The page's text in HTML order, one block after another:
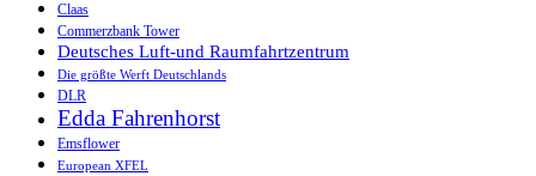
Claas
Commerzbank Tower
Deutsches Luft-und Raumfahrtzentrum
Die größte Werft Deutschlands
DLR
Edda Fahrenhorst
Emsflower
European XFEL